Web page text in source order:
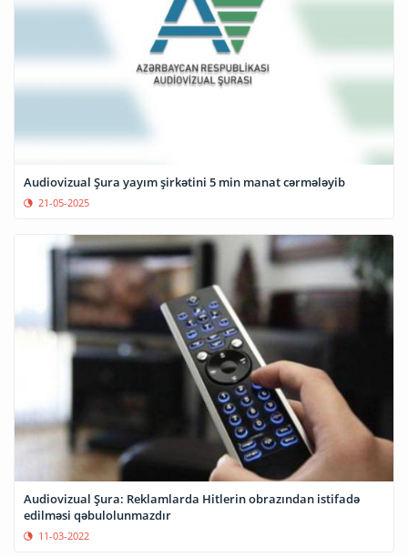
Audiovizual Şura yayım şirkətini 5 min manat cərmələyib
21-05-2025
Audiovizual Şura: Reklamlarda Hitlerin obrazından istifadə
edilməsi qəbulolunmazdır
11-03-2022